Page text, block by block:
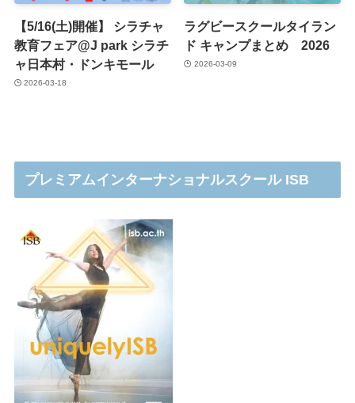
【5/16(土)開催】 シラチャ
教育フェア@J park シラチ
ャ日本村・ドンキモール
2026-03-18
ラグビースクールタイラン
ド キャンプまとめ 2026
2026-03-09
プレミアムインターナショナルスクール ISB